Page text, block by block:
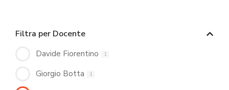
Filtra per Docente
Davide Fiorentino 1
Giorgio Botta 1